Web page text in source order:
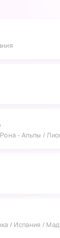
- Альпы /
/ Испания /